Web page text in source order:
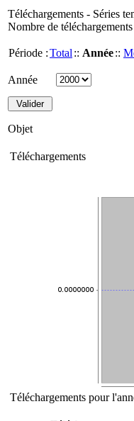
Téléchargements - Séries
Nombre de
Période :Total :: Année::
Année
Objet
Téléchargements
Téléchargements pour